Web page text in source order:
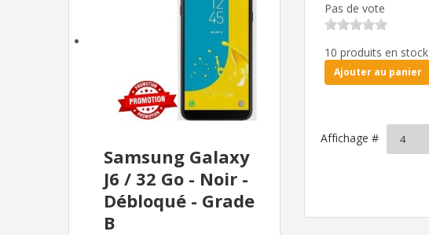
Samsung Galaxy
J6 / 32 Go - Noir -
Débloqué - Grade
B
Pas de vote
10 produits en stock
Ajouter au panier
Affichage #